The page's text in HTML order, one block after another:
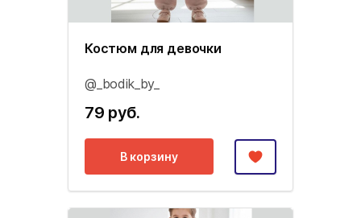
Костюм для девочки
@_bodik_by_
79 руб.
В корзину